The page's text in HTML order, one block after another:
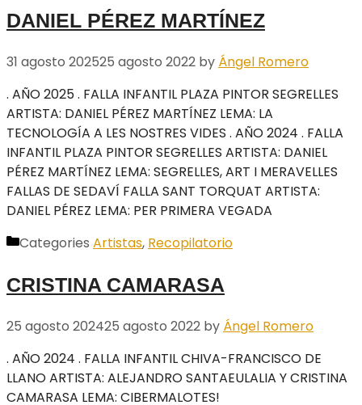
DANIEL PÉREZ MARTÍNEZ
31 agosto 202525 agosto 2022 by Ángel Romero
. AÑO 2025 . FALLA INFANTIL PLAZA PINTOR SEGRELLES
ARTISTA: DANIEL PÉREZ MARTÍNEZ LEMA: LA
TECNOLOGÍA A LES NOSTRES VIDES . AÑO 2024 . FALLA
INFANTIL PLAZA PINTOR SEGRELLES ARTISTA: DANIEL
PÉREZ MARTÍNEZ LEMA: SEGRELLES, ART I MERAVELLES
FALLAS DE SEDAVÍ FALLA SANT TORQUAT ARTISTA:
DANIEL PÉREZ LEMA: PER PRIMERA VEGADA
Categories Artistas, Recopilatorio
CRISTINA CAMARASA
25 agosto 202425 agosto 2022 by Ángel Romero
. AÑO 2024 . FALLA INFANTIL CHIVA-FRANCISCO DE
LLANO ARTISTA: ALEJANDRO SANTAEULALIA Y CRISTINA
CAMARASA LEMA: CIBERMALOTES!